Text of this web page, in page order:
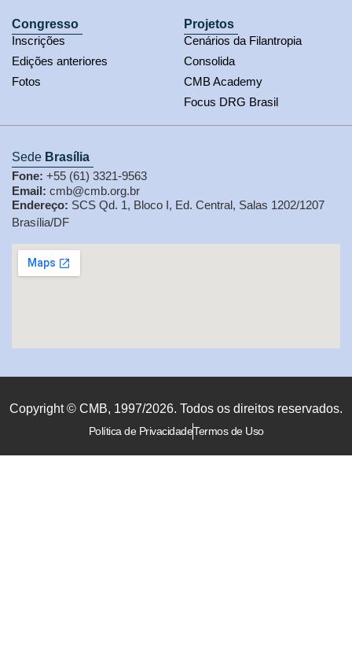
Congresso
Inscrições
Edições anteriores
Fotos
Projetos
Cenários da Filantropia
Consolida
CMB Academy
Focus DRG Brasil
Sede Brasília
Fone: +55 (61) 3321-9563
Email: cmb@cmb.org.br
Endereço: SCS Qd. 1, Bloco I, Ed. Central, Salas 1202/1207
Brasília/DF
Copyright © CMB, 1997/2026. Todos os direitos reservados.
Política de PrivacidadeTermos de Uso